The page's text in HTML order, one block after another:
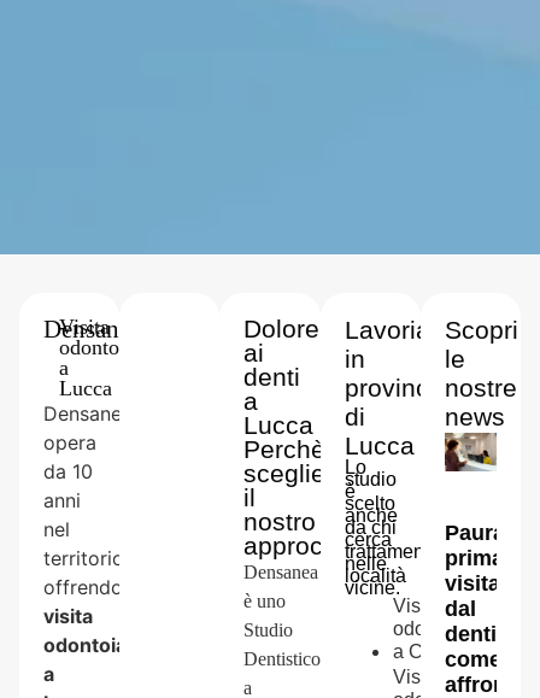
Densanea
-
Visita
odontoiatrica
a
Lucca
Densanea
opera
da 10
anni
nel
territorio,
offrendo
visita
odontoiatrica
a
Dolore
ai
denti
a
Lucca
Perchè
scegliere
il
nostro
approccio
Densanea
è uno
Studio
Dentistico
a
Lavoriamo
in
provincia
di
Lucca
Lo
studio
è
scelto
anche
da chi
cerca
trattamenti
nelle
località
vicine.
Visita
odontoiatrica
a Capannori
Visita
Scopri
le
nostre
news
Paura
prima
visita
dal
dentista:
come